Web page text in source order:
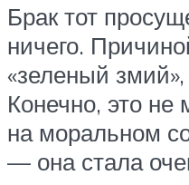
Брак тот
ничего.
«зеленый
Конечно, это не
на моральном
— она стала